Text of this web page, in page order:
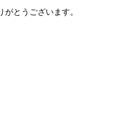
とうございます。